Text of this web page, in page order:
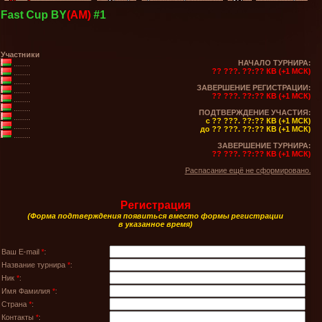
Fast Cup BY(AM) #1
Участники
........
........
........
........
........
........
........
........
........
НАЧАЛО ТУРНИРА:
?? ???. ??:?? КВ (+1 МСК)
ЗАВЕРШЕНИЕ РЕГИСТРАЦИИ:
?? ???. ??:?? КВ (+1 МСК)
ПОДТВЕРЖДЕНИЕ УЧАСТИЯ:
с ?? ???. ??:?? КВ (+1 МСК)
до ?? ???. ??:?? КВ (+1 МСК)
ЗАВЕРШЕНИЕ ТУРНИРА:
?? ???. ??:?? КВ (+1 МСК)
Распасание ещё не сформировано.
Регистрация
(Форма подтверждения появиться вместо формы регистрации
в указанное время)
Ваш E-mail *:
Название турнира *:
Ник *:
Имя Фамилия *:
Страна *:
Контакты *: